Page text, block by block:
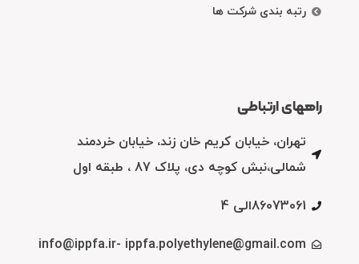
رتبه بندی شرکت ها
راههای ارتباطی
تهران، خیابان کریم خان زند، خیابان خردمند
شمالی،نبش کوچه دی، پلاک 87 ، طبقه اول
86073061الی 4
info@ippfa.ir- ippfa.polyethylene@gmail.com